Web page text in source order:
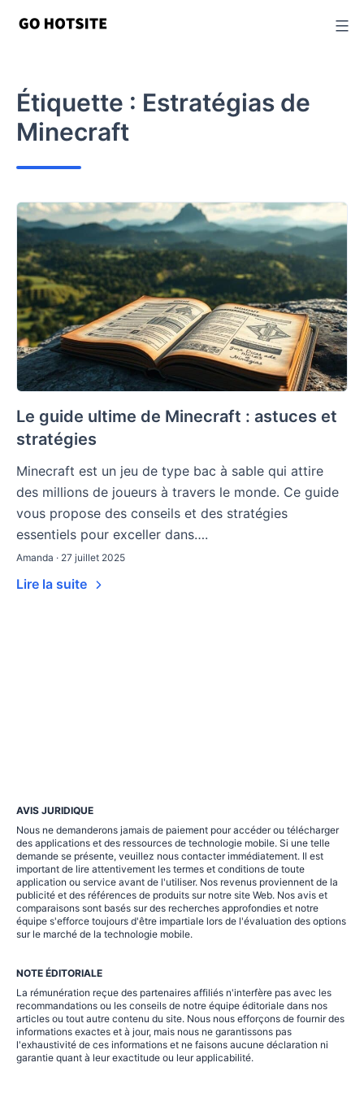
Étiquette : Estratégias de
Minecraft
Le guide ultime de Minecraft : astuces et
stratégies
Minecraft est un jeu de type bac à sable qui attire
des millions de joueurs à travers le monde. Ce guide
vous propose des conseils et des stratégies
essentiels pour exceller dans….
Amanda · 27 juillet 2025
Lire la suite
AVIS JURIDIQUE
Nous ne demanderons jamais de paiement pour accéder ou télécharger
des applications et des ressources de technologie mobile. Si une telle
demande se présente, veuillez nous contacter immédiatement. Il est
important de lire attentivement les termes et conditions de toute
application ou service avant de l'utiliser. Nos revenus proviennent de la
publicité et des références de produits sur notre site Web. Nos avis et
comparaisons sont basés sur des recherches approfondies et notre
équipe s'efforce toujours d'être impartiale lors de l'évaluation des options
sur le marché de la technologie mobile.
NOTE ÉDITORIALE
La rémunération reçue des partenaires affiliés n'interfère pas avec les
recommandations ou les conseils de notre équipe éditoriale dans nos
articles ou tout autre contenu du site. Nous nous efforçons de fournir des
informations exactes et à jour, mais nous ne garantissons pas
l'exhaustivité de ces informations et ne faisons aucune déclaration ni
garantie quant à leur exactitude ou leur applicabilité.